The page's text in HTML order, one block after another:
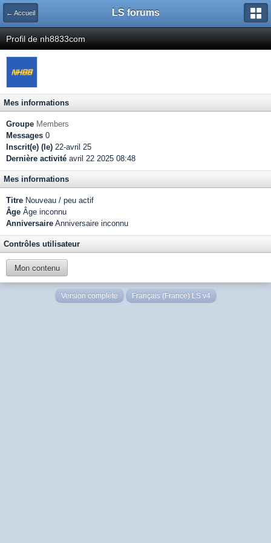
← Accueil LS forums
Profil de nh8833com
Mes informations
Groupe Members
Messages 0
Inscrit(e) (le) 22-avril 25
Dernière activité avril 22 2025 08:48
Mes informations
Titre Nouveau / peu actif
Âge Âge inconnu
Anniversaire Anniversaire inconnu
Contrôles utilisateur
Mon contenu
Version complète Français (France) LS v4